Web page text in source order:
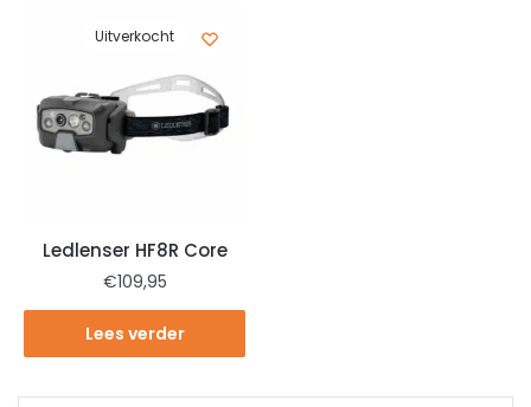
Uitverkocht
Ledlenser HF8R Core
€109,95
Lees verder